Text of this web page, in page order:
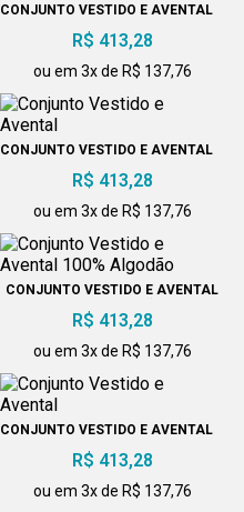
CONJUNTO VESTIDO E AVENTAL
R$ 413,28
ou em 3x de R$ 137,76
CONJUNTO VESTIDO E AVENTAL
R$ 413,28
ou em 3x de R$ 137,76
CONJUNTO VESTIDO E AVENTAL
R$ 413,28
ou em 3x de R$ 137,76
CONJUNTO VESTIDO E AVENTAL
R$ 413,28
ou em 3x de R$ 137,76